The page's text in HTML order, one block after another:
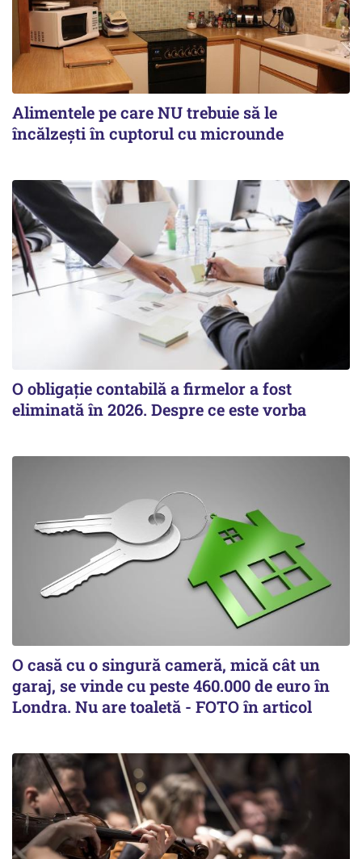
Alimentele pe care NU trebuie să le
încălzeşti în cuptorul cu microunde
O obligație contabilă a firmelor a fost
eliminată în 2026. Despre ce este vorba
O casă cu o singură cameră, mică cât un
garaj, se vinde cu peste 460.000 de euro în
Londra. Nu are toaletă - FOTO în articol